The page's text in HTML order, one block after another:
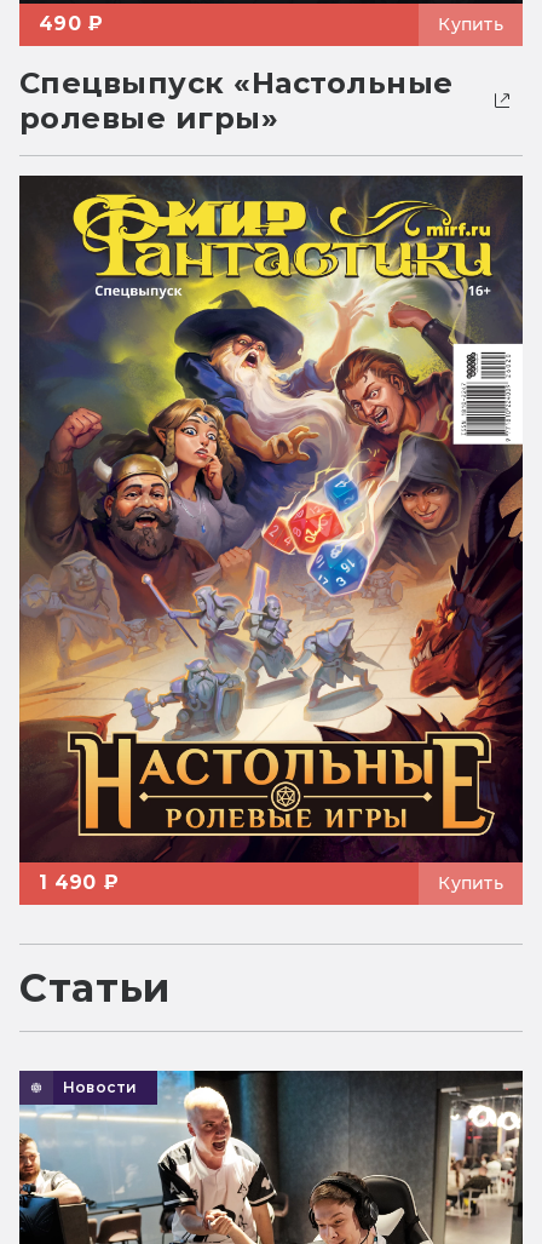
490 ₽ Купить
Спецвыпуск «Настольные
ролевые игры»
1 490 ₽ Купить
Статьи
Новости